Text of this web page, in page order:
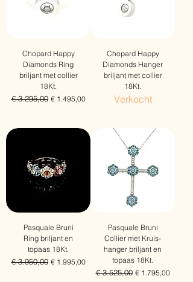
Chopard Happy
Diamonds Ring
briljant met collier
18Kt.
Normale prijs
€ 3.295,00 Verkoopprijs
€ 1.495,00
Chopard Happy
Diamonds Hanger
briljant met collier
18Kt.
Verkocht
Pasquale Bruni
Ring briljant en
topaas 18Kt.
Normale prijs
€ 3.950,00 Verkoopprijs
€ 1.995,00
Pasquale Bruni
Collier met Kruis-
hanger briljant en
topaas 18Kt.
Normale prijs
€ 3.525,00 Verkoopprijs
€ 1.795,00